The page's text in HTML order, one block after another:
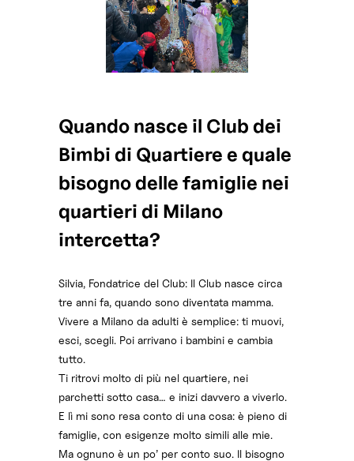
Quando nasce il Club dei
Bimbi di Quartiere e quale
bisogno delle famiglie nei
quartieri di Milano
intercetta?
Silvia, Fondatrice del Club: Il Club nasce circa
tre anni fa, quando sono diventata mamma.
Vivere a Milano da adulti è semplice: ti muovi,
esci, scegli. Poi arrivano i bambini e cambia
tutto.
Ti ritrovi molto di più nel quartiere, nei
parchetti sotto casa… e inizi davvero a viverlo.
E lì mi sono resa conto di una cosa: è pieno di
famiglie, con esigenze molto simili alle mie.
Ma ognuno è un po’ per conto suo. Il bisogno